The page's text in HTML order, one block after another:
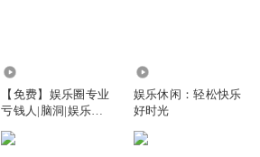
【免费】娱乐圈专业
亏钱人|脑洞|娱乐圈|
娱乐休闲：轻松快乐
好时光